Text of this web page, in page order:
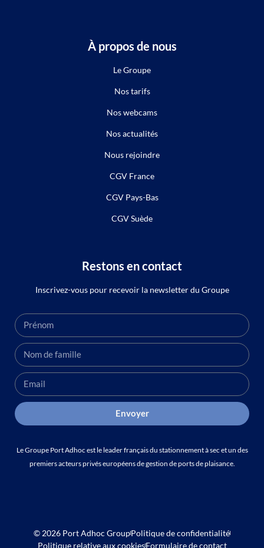
À propos de nous
Le Groupe
Nos tarifs
Nos webcams
Nos actualités
Nous rejoindre
CGV France
CGV Pays-Bas
CGV Suède
Restons en contact
Inscrivez-vous pour recevoir la newsletter du Groupe
Envoyer
Le Groupe Port Adhoc est le leader français du stationnement à sec et un des
premiers acteurs privés européens de gestion de ports de plaisance.
© 2026 Port Adhoc GroupPolitique de confidentialité
Politique relative aux cookiesFormulaire de contact